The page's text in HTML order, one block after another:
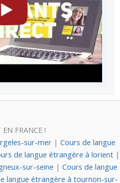
FRANCE !
sur-mer | Cours de langue
de langue étrangère à lorient |
sur-seine | Cours de langue
langue étrangère à tournon-sur-